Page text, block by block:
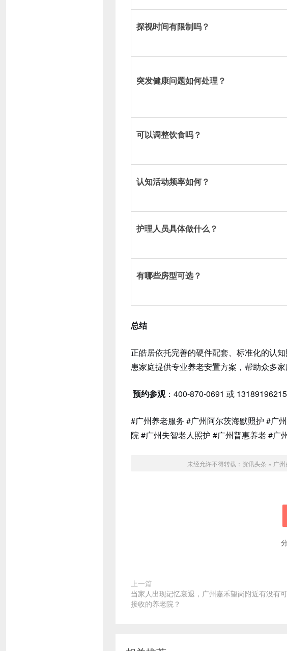
探视时间有限制吗？
突发健康问题如何处理？
可以调整饮食吗？
认知活动频率如何？
护理人员具体做什么？
有哪些房型可选？
总结
正皓居依托完善的硬件配套、标准化的认
患家庭提供专业养老安置方案，帮助众多家
预约参观 ：400-870-0691 或 13189196215
#广州养老服务 #广州阿尔茨海默照护 #广
院 #广州失智老人照护 #广州普惠养老 #广
未经允许不得转载： 资讯头条 » 广
上一篇
当家人出现记忆衰退，广州嘉禾望岗附近有没有
接收的养老院？